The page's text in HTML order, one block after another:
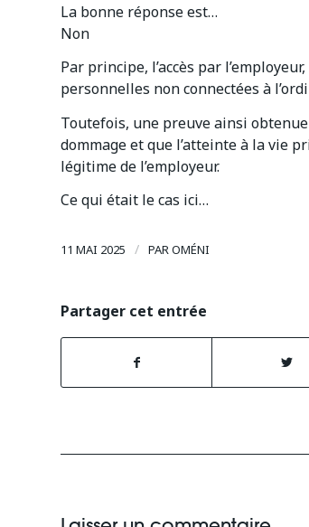
La bonne réponse est…
Non
Par principe, l’accès par
personnelles non connectées à
Toutefois, une preuve ainsi
dommage et que l’atteinte à la vie
légitime de l’employeur.
Ce qui était le cas ici…
11 MAI 2025 / PAROMÉNI
Partager cet entrée